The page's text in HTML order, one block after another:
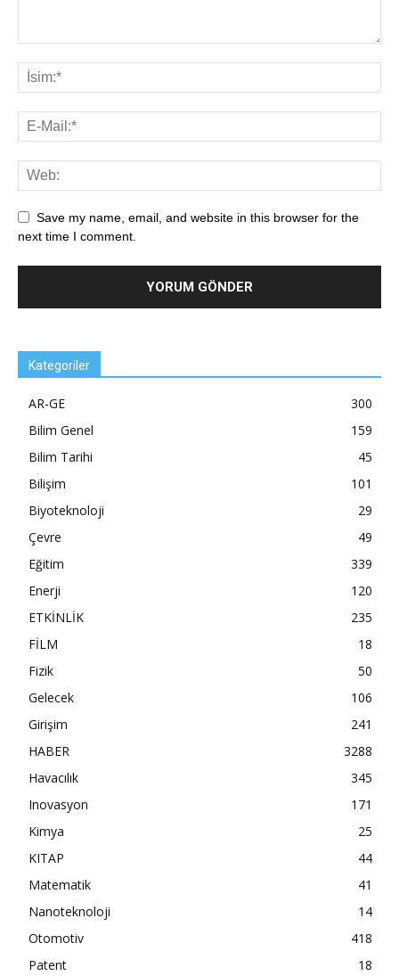
Save my name, email, and website in this browser for the
next time I comment.
Kategoriler
AR-GE
300
Bilim Genel
159
Bilim Tarihi
45
Bilişim
101
Biyoteknoloji
29
Çevre
49
Eğitim
339
Enerji
120
ETKİNLİK
235
FİLM
18
Fizik
50
Gelecek
106
Girişim
241
HABER
3288
Havacılık
345
Inovasyon
171
Kimya
25
KITAP
44
Matematik
41
Nanoteknoloji
14
Otomotiv
418
Patent
18